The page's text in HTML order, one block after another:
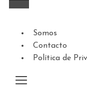
Somos
Contacto
Política de